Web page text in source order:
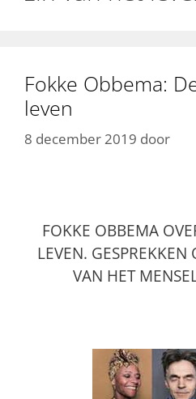
Fokke Obbema:
leven
8 december 2019 door
FOKKE OBBEMA
LEVEN. GESPREKKEN
VAN HET